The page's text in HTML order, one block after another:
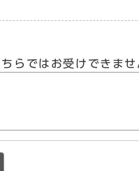
らではお受けできま